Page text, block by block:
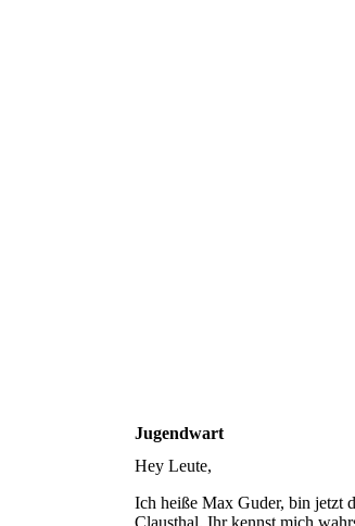
Jugendwart
Hey Leute,
Ich heiße Max Guder, bin jetzt
Clausthal. Ihr kennst mich